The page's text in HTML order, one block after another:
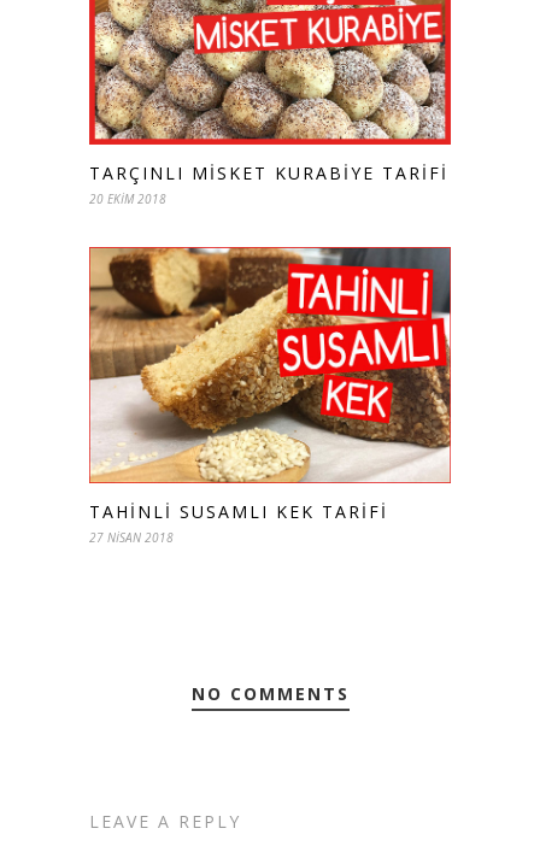
TARÇINLI MISKET KURABIYE TARIFI
20 EKIM 2018
TAHINLI SUSAMLI KEK TARIFI
27 NISAN 2018
NO COMMENTS
LEAVE A REPLY